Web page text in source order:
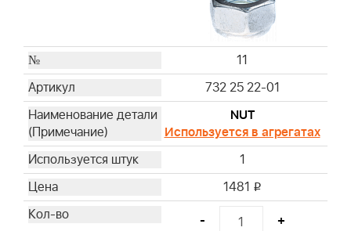
11
732 25 22-01
NUT
Используется в агрегатах
1
1481 i
- +